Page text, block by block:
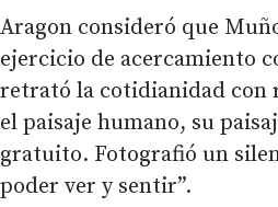
Aragon consideró que
ejercicio de acercamiento
retrató la cotidianidad con
el paisaje humano, su
gratuito. Fotografió un
poder ver y sentir”.